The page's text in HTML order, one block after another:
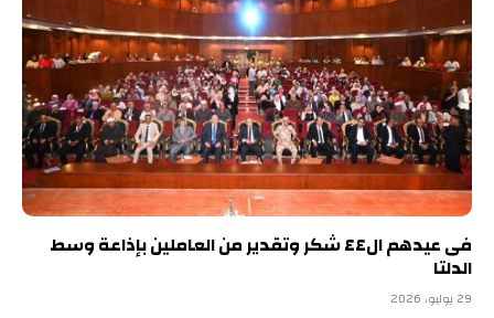
فى عيدهم ال٤٤ شكر وتقدير من العاملين بإذاعة وسط
الدلتا
29 يوليو، 2026